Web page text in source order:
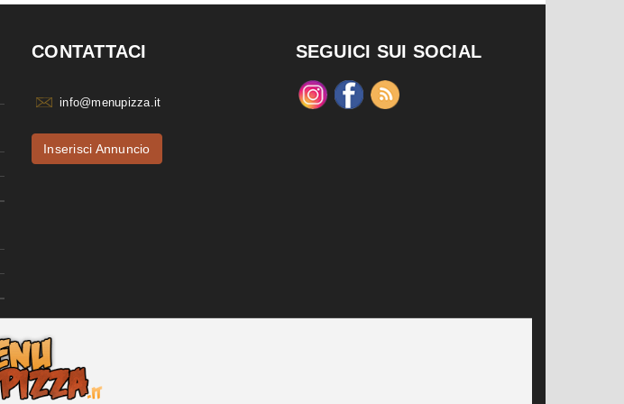
CONTATTACI
info@menupizza.it
Inserisci Annuncio
SEGUICI SUI SOCIAL